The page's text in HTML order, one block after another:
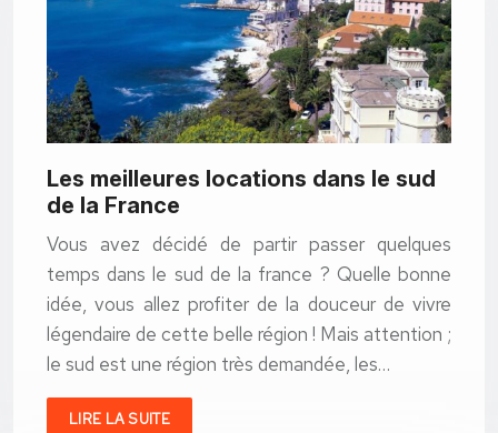
Les meilleures locations dans le sud
de la France
Vous avez décidé de partir passer quelques
temps dans le sud de la france ? Quelle bonne
idée, vous allez profiter de la douceur de vivre
légendaire de cette belle région ! Mais attention ;
le sud est une région très demandée, les…
LIRE LA SUITE